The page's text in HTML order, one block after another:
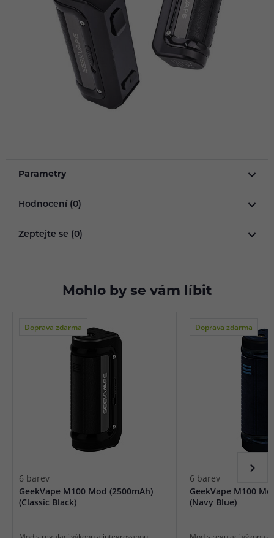
Parametry
Hodnocení (0)
Zeptejte se (0)
Mohlo by se vám líbit
Doprava zdarma
6 barev
GeekVape M100 Mod (2500mAh)
(Classic Black)
Mod s regulací výkonu a integrovanou
Doprava zdarma
6 barev
GeekVape M100
(Navy Blue)
Mod s regulací výkonu